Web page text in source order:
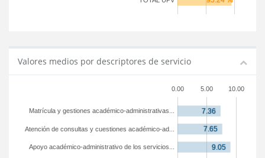
Valores medios por descriptores de servicio
0.00 5.00 10.00
Apoyo académico-administrativo de los servicios...
Atención de consultas y cuestiones académico-ad...
Matrícula y gestiones académico-administrativas...